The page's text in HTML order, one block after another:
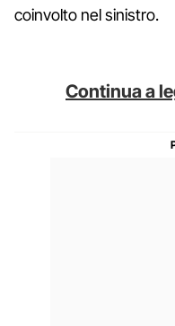
coinvolto nel sinistro.
Continua a